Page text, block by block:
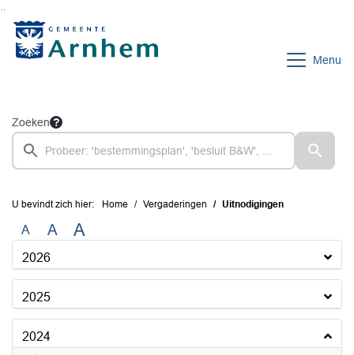
Menu
Zoeken
U bevindt zich hier: Home Vergaderingen Uitnodigingen
A A A
2026
2025
2024